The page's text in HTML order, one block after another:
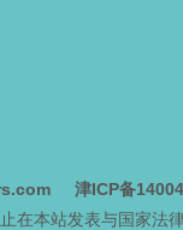
津ICP备
在本站发表与国家法